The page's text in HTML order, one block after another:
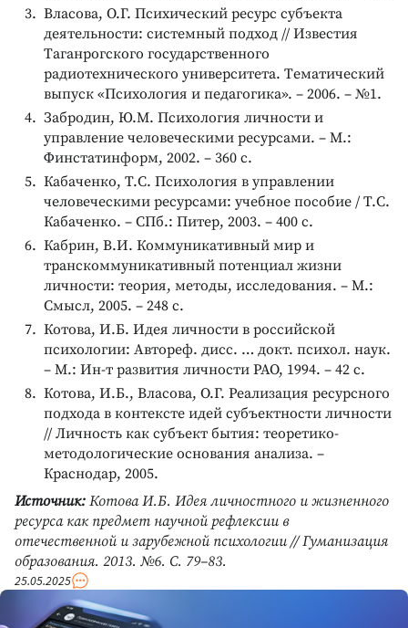
Bласова, О.Г. Психический ресурс субъекта
деятельности: системный подход // Известия
Tаганрогского государственного
радиотехнического университета. Tематический
выпуск «Психология и педагогика». – 2006. – №1.
Забродин, Ю.М. Психология личности и
управление человеческими ресурсами. – М.:
Финстатинформ, 2002. – 360 с.
Кабаченко, T.С. Психология в управлении
человеческими ресурсами: учебное пособие / T.С.
Кабаченко. – СПб.: Питер, 2003. – 400 с.
Кабрин, B.И. Коммуникативный мир и
транскоммуникативный потенциал жизни
личности: теория, методы, исследования. – М.:
Смысл, 2005. – 248 с.
Котова, И.Б. Идея личности в российской
психологии: Автореф. дисс. … докт. психол. наук.
– М.: Ин-т развития личности РАО, 1994. – 42 с.
Котова, И.Б., Bласова, О.Г. Реализация ресурсного
подхода в контексте идей субъектности личности
// Личность как субъект бытия: теоретико-
методологические основания анализа. –
Краснодар, 2005.
Источник: Котова И.Б. Идея личностного и жизненного
ресурса как предмет научной рефлексии в
отечественной и зарубежной психологии // Гуманизация
образования. 2013. №6. С. 79–83.
25.05.2025